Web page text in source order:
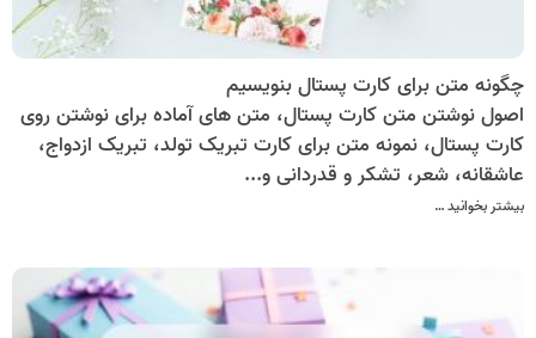
چگونه متن برای کارت پستال‌ بنویسیم
اصول نوشتن متن کارت پستال، متن های آماده برای نوشتن روی
کارت پستال، نمونه متن برای کارت تبریک تولد، تبریک ازدواج،
عاشقانه، شعر، تشکر و قدردانی و...
بیشتر بخوانید …